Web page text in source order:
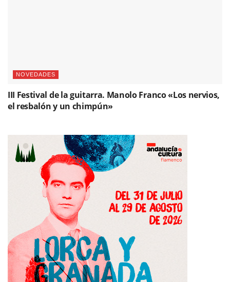
NOVEDADES
III Festival de la guitarra. Manolo Franco «Los nervios,
el resbalón y un chimpún»